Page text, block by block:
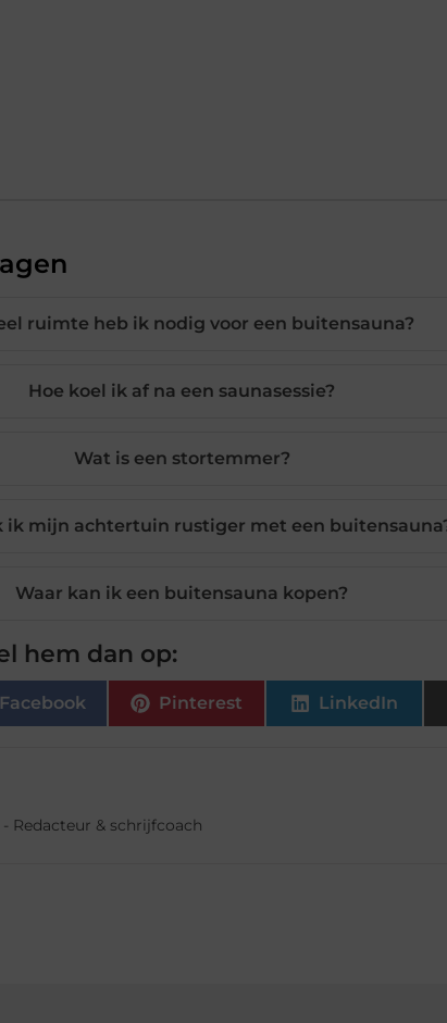
ruimte heb ik nodig voor een buitensauna?
Hoe koel ik af na een saunasessie?
Wat is een stortemmer?
ik mijn achtertuin rustiger met een
Waar kan ik een buitensauna kopen?
hem dan op:
Facebook Pinterest LinkedIn
- Redacteur & schrijfcoach